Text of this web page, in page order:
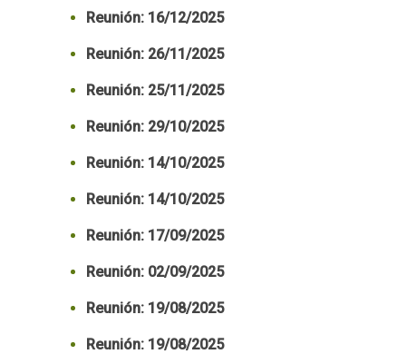
Reunión: 16/12/2025
Reunión: 26/11/2025
Reunión: 25/11/2025
Reunión: 29/10/2025
Reunión: 14/10/2025
Reunión: 14/10/2025
Reunión: 17/09/2025
Reunión: 02/09/2025
Reunión: 19/08/2025
Reunión: 19/08/2025